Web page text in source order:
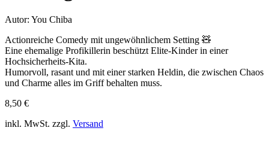
Autor: You Chiba
Actionreiche Comedy mit ungewöhnlichem Setting 🧸
Eine ehemalige Profikillerin beschützt Elite-Kinder in einer
Hochsicherheits-Kita.
Humorvoll, rasant und mit einer starken Heldin, die zwischen Chaos
und Charme alles im Griff behalten muss.
8,50 €
inkl. MwSt. zzgl. Versand